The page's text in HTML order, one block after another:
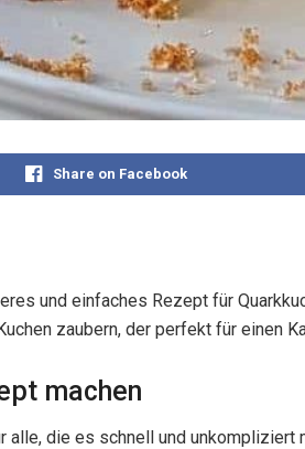
Share on Facebook
und einfaches Rezept für
zaubern, der perfekt für einen
machen
alle, die es schnell und